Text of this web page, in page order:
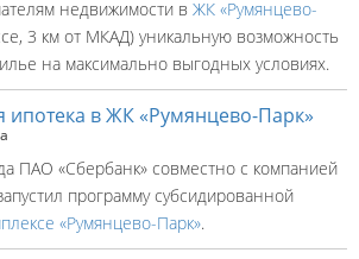
недвижимости в ЖК «Румянцево-
3 км от МКАД) уникальную возможность
на максимально выгодных условиях.
ипотека в ЖК «Румянцево-Парк»
ПАО «Сбербанк» совместно с компанией
программу субсидированной
«Румянцево-Парк».